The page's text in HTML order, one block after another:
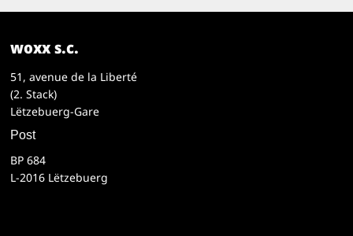
woxx s.c.
51, avenue de la Liberté
(2. Stack)
Lëtzebuerg-Gare
Post
BP 684
L-2016 Lëtzebuerg